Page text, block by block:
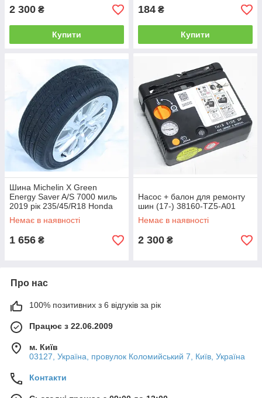
2 300 ₴
Купити
184 ₴
Купити
Шина Michelin X Green
Energy Saver A/S 7000 миль
2019 рік 235/45/R18 Honda
FCX Clarity (17-) 42751-MIC-
158
Немає в наявності
1 656 ₴
Насос + балон для ремонту
шин (17-) 38160-TZ5-A01
Немає в наявності
2 300 ₴
Про нас
100% позитивних з 6 відгуків за рік
Працює з 22.06.2009
м. Київ
03127, Україна, провулок Коломийський 7, Київ, Україна
Контакти